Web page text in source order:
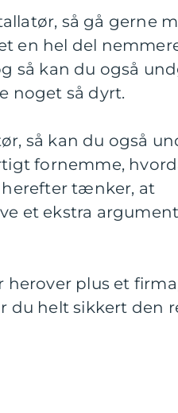
så gå gerne
en hel del
så kan du også
noget så dyrt.
så kan du også
fornemme,
herefter tænker, at
et ekstra
plus et
du helt sikkert den